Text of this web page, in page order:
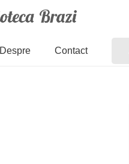
Despre Contact